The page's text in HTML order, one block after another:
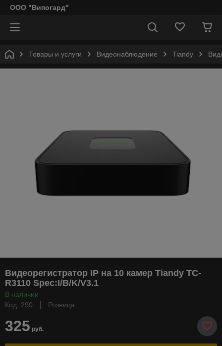
ООО "Випогард"
Товары и услуги Видеонаблюдение Tiandy
Видеорегистратор IP на 10 камер Tiandy TC-
R3110 Spec:I/B/K/V3.1
В наличии
Код: 290
Розница
325 руб.